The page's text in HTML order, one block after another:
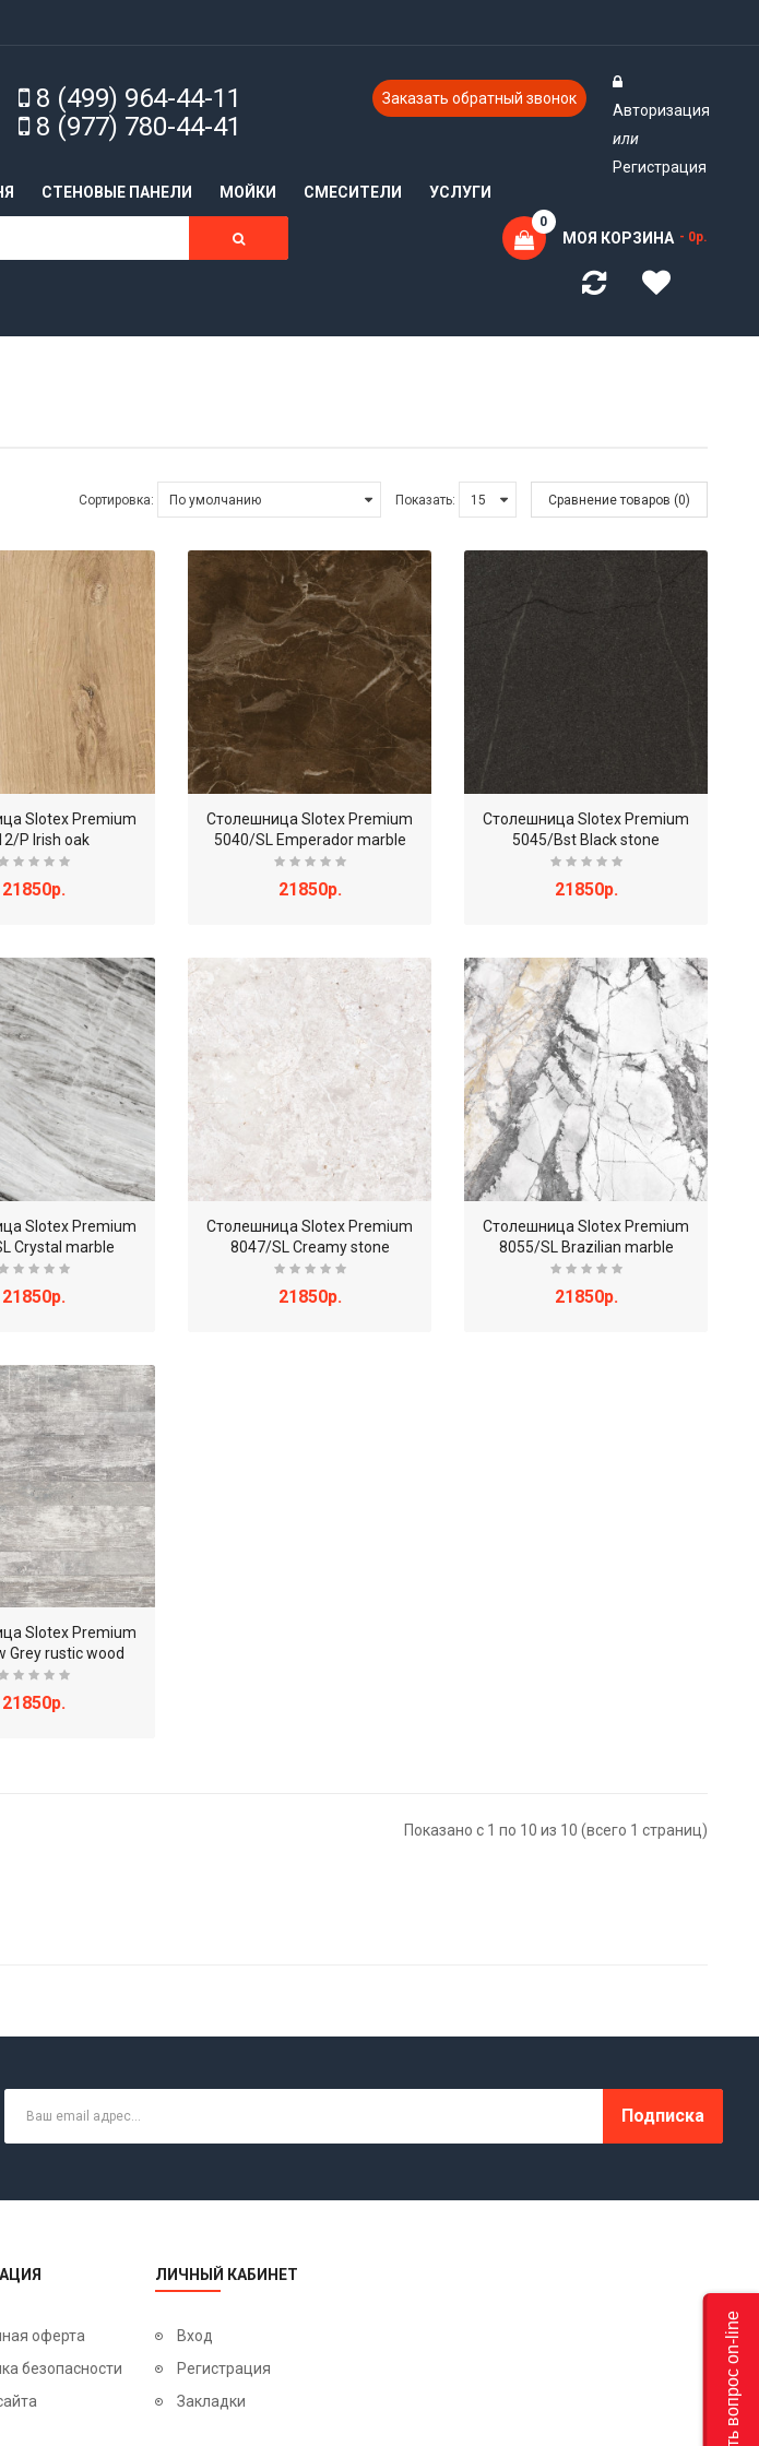
8 (499) 964-44-11
8 (977) 780-44-41
Заказать обратный звонок
CТЕНОВЫЕ ПАНЕЛИ МОЙКИ СМЕСИТЕЛИ УСЛУГИ
Авторизация
или
Регистрация
МОЯ КОРЗИНА
0
- 0р.
Сортировка: Показать: Сравнение товаров (0)
Slotex Premium
P Irish oak
21850р.
Столешница Slotex Premium
5040/SL Emperador marble
21850р.
Столешница Slotex Premium
5045/Bst Black stone
21850р.
Slotex Premium
Crystal marble
21850р.
Столешница Slotex Premium
8047/SL Creamy stone
21850р.
Столешница Slotex Premium
8055/SL Brazilian marble
21850р.
Slotex Premium
Grey rustic wood
21850р.
Показано с 1 по 10 из 10 (всего 1 страниц)
Подписка
оферта
безопасности
ЛИЧНЫЙ КАБИНЕТ
Вход
Регистрация
Закладки
Задать вопрос on-line